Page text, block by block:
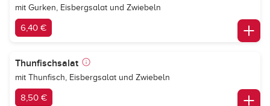
mit Gurken, Eisbergsalat und Zwiebeln
6,40 €
Thunfischsalat
mit Thunfisch, Eisbergsalat und Zwiebeln
8,50 €